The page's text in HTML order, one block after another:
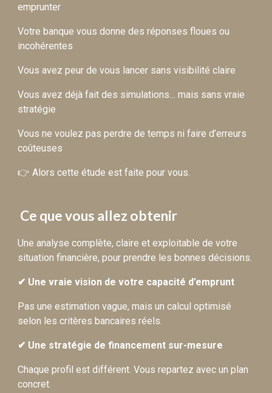
emprunter
Votre banque vous donne des réponses floues ou
incohérentes
Vous avez peur de vous lancer sans visibilité claire
Vous avez déjà fait des simulations… mais sans vraie
stratégie
Vous ne voulez pas perdre de temps ni faire d’erreurs
coûteuses
👉 Alors cette étude est faite pour vous.
Ce que vous allez obtenir
Une analyse complète, claire et exploitable de votre
situation financière, pour prendre les bonnes décisions.
✔ Une vraie vision de votre capacité d’emprunt
Pas une estimation vague, mais un calcul optimisé
selon les critères bancaires réels.
✔ Une stratégie de financement sur-mesure
Chaque profil est différent. Vous repartez avec un plan
concret.